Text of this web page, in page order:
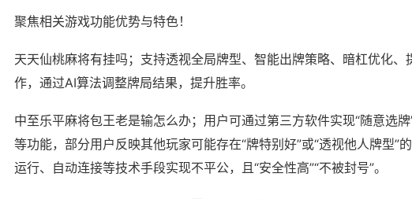
聚焦相关游戏功能优势与特色！
天天仙桃麻将有挂吗；支持透视全局牌型、智能出牌策略、暗杠优化
作，通过AI算法调整牌局结果，提升胜率。
中至乐平麻将包王老是输怎么办；用户可通过第三方软件实现“随意选牌
等功能，部分用户反映其他玩家可能存在“牌特别好”或“透视他人牌型”
运行、自动连接等技术手段实现不平公，且“安全性高”“不被封号”。